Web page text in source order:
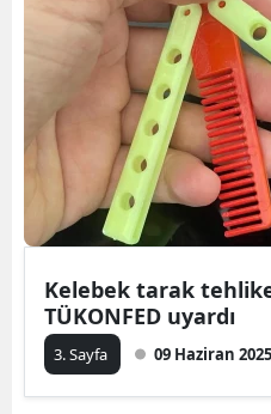
Kelebek tarak
TÜKONFED uyardı
3. Sayfa 09 Haziran 2025